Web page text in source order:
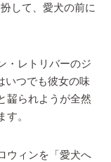
扮して、愛犬の前に
・レトリバーのジ
いつでも彼女の味
齧られようが全然
。
ウィンを「愛犬へ